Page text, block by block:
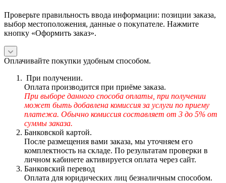
Проверьте правильность ввода информации: позиции заказа,
выбор местоположения, данные о покупателе. Нажмите
кнопку «Оформить заказ».
Оплачивайте покупки удобным способом.
При получении.
Оплата производится при приёме заказа.
При выборе данного способа оплаты, при получении
может быть добавлена комиссия за услуги по приему
платежа. Обычно комиссия составляет от 3 до 5% от
суммы заказа.
Банковской картой.
После размещения вами заказа, мы уточняем его
комплектность на складе. По результатам проверки в
личном кабинете активируется оплата через сайт.
Банковский перевод
Оплата для юридических лиц безналичным способом.